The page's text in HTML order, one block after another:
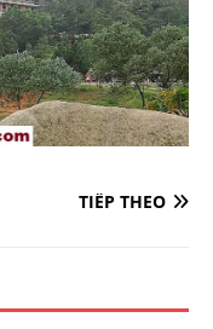
TIẾP THEO